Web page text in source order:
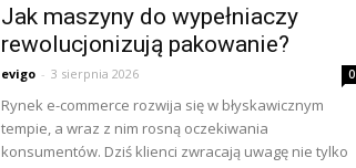
Jak maszyny do wypełniaczy
rewolucjonizują pakowanie?
evigo - 3 sierpnia 2026 0
Rynek e-commerce rozwija się w błyskawicznym
tempie, a wraz z nim rosną oczekiwania
konsumentów. Dziś klienci zwracają uwagę nie tylko